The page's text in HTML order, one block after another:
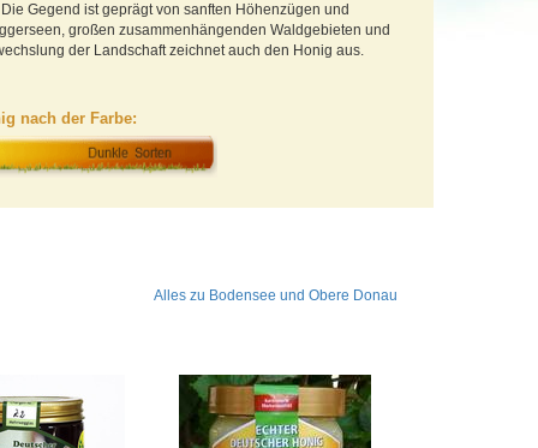
Gegend ist geprägt von sanften Höhenzügen und
großen zusammenhängenden Waldgebieten und
der Landschaft zeichnet auch den Honig aus.
nach der Farbe:
Alles zu Bodensee und Obere Donau